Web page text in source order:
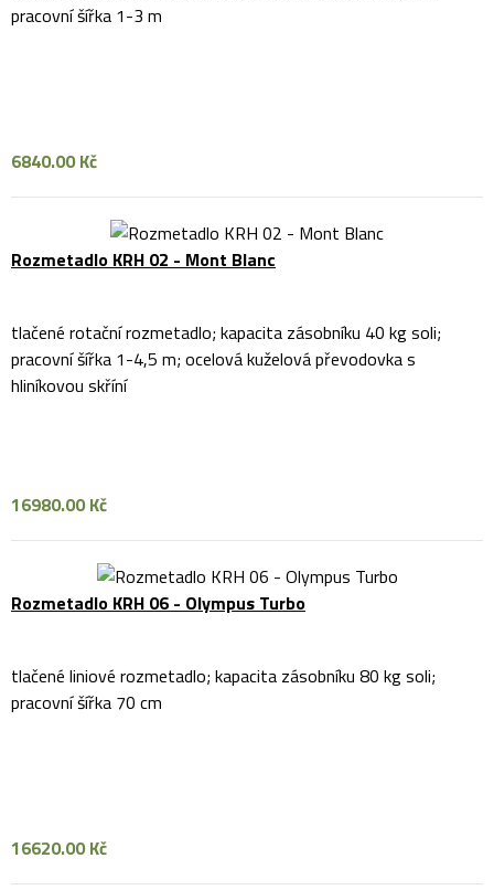
pracovní šířka 1-3 m
6840.00 Kč
Rozmetadlo KRH 02 - Mont Blanc
tlačené rotační rozmetadlo; kapacita zásobníku 40 kg soli;
pracovní šířka 1-4,5 m; ocelová kuželová převodovka s
hliníkovou skříní
16980.00 Kč
Rozmetadlo KRH 06 - Olympus Turbo
tlačené liniové rozmetadlo; kapacita zásobníku 80 kg soli;
pracovní šířka 70 cm
16620.00 Kč